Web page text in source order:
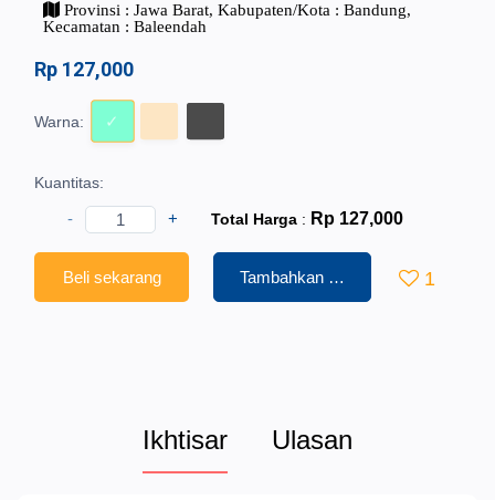
Provinsi : Jawa Barat, Kabupaten/Kota : Bandung,
Kecamatan : Baleendah
Rp 127,000
Warna:
Kuantitas:
- + Total Harga : Rp 127,000
Beli sekarang Tambahkan ke Keranjang 1
Ikhtisar Ulasan